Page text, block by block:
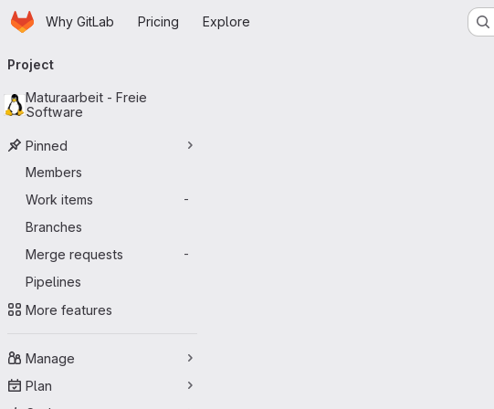
Skip to main content
HomepageWhy GitLab Pricing Explore
navigation
Project
Maturaarbeit - Freie
Software
Pinned
Members
Work items
-
Branches
Merge requests
-
Pipelines
More features
Manage
Plan